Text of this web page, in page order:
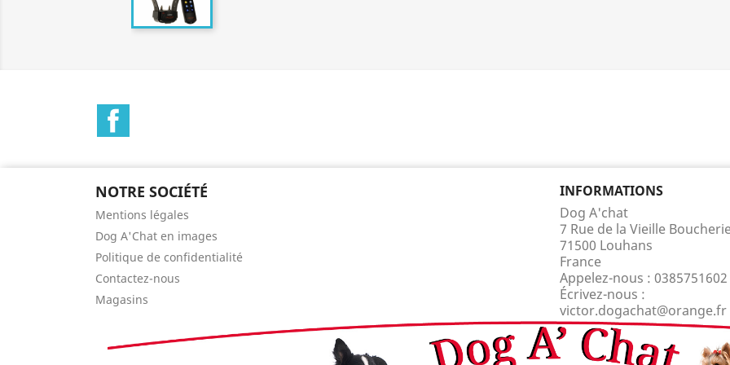
NOTRE SOCIÉTÉ
Mentions légales
Dog A'Chat en images
Politique de confidentialité
Contactez-nous
Magasins
INFORMATIONS
Dog A'chat
7 Rue de la Vieille
71500 Louhans
France
Appelez-nous : 0385751602
Écrivez-nous :
victor.dogachat@orange.fr